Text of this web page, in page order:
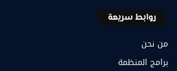
روابط سريعة
من نحن
برامج المنظمة